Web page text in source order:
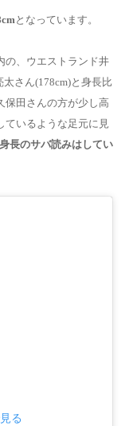
となっています。
の、ウエストランド井
さん(178cm)と身長比
保田さんの方が少し高
ているような足元に見
長のサバ読みはしてい
る